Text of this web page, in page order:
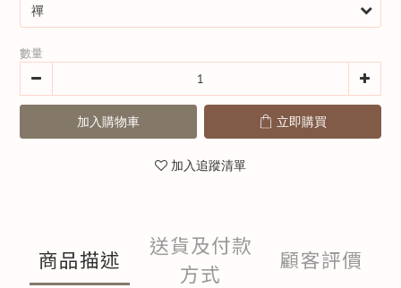
數量
加入購物車 立即購買
加入追蹤清單
商品描述
送貨及付款
方式
顧客評價